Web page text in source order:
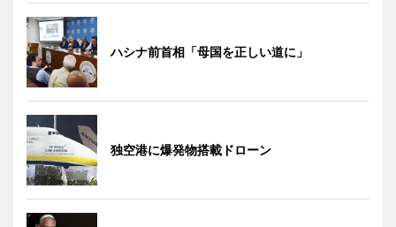
ハシナ前首相「母国を正しい道に」
独空港に爆発物搭載ドローン